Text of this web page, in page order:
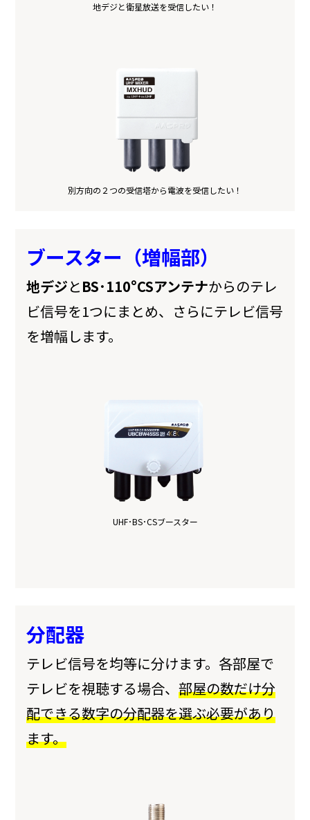
地デジと衛星放送を受信したい！
別方向の２つの受信塔から電波を受信したい！
ブースター（増幅部）
地デジとBS･110°CSアンテナからのテレ
ビ信号を1つにまとめ、さらにテレビ信号
を増幅します。
UHF･BS･CSブースター
分配器
テレビ信号を均等に分けます。各部屋で
テレビを視聴する場合、 部屋の数だけ分
配できる数字の分配器を選ぶ必要があり
ます。